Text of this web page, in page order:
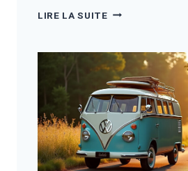
LIRE LA SUITEVAN
GUIDE
COMPLET
POUR
BIEN
CHOISIR
ET
AMÉNAGER
VOTRE